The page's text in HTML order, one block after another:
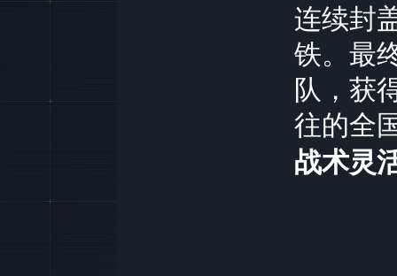
连续封
铁。最
队，获
往的全
战术灵